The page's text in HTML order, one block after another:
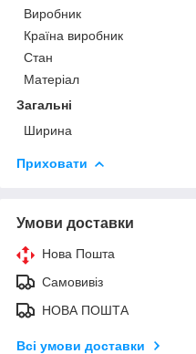
Виробник
Країна виробник
Стан
Матеріал
Загальні
Ширина
Приховати
Умови доставки
Нова Пошта
Самовивіз
НОВА ПОШТА
Всі умови доставки